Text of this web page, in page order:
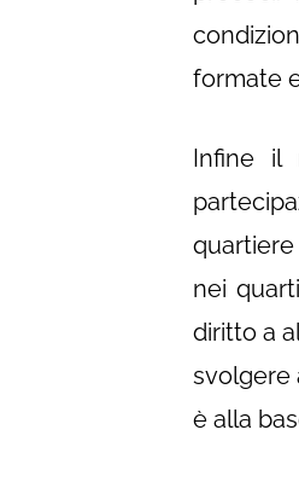
formate
Infine il
nei
diritto a
svolgere
è alla